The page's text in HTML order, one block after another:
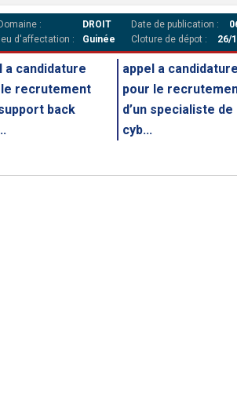
Domaine :
DROIT
d'affectation :
Guinée
Date de publication :
Cloture de dépot :
26/
a candidature
recrutement
back
appel a candidature
pour le
d’un specialiste de
cyb...